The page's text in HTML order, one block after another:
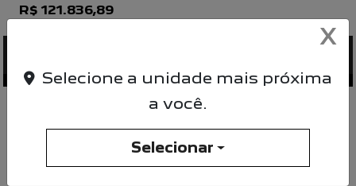
R$ 121.836,89
X
Selecione a unidade mais próxima
a você.
Selecionar